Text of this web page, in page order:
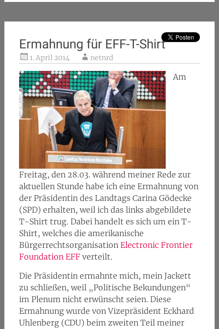
Ermahnung für EFF-T-Shirt
1. April 2014 netnrd
Am
Freitag, den 28.03. während meiner Rede zur
aktuellen Stunde habe ich eine Ermahnung von
der Präsidentin des Landtags Carina Gödecke
(SPD) erhalten, weil ich das links abgebildete
T-Shirt trug. Dabei handelt es sich um ein T-
Shirt, welches die amerikanische
Bürgerrechtsorganisation Electronic Frontier
Foundation EFFverteilt.
Die Präsidentin ermahnte mich, mein Jackett
zu schließen, weil „Politische Bekundungen“
im Plenum nicht erwünscht seien. Diese
Ermahnung wurde von Vizepräsident Eckhard
Uhlenberg (CDU) beim zweiten Teil meiner